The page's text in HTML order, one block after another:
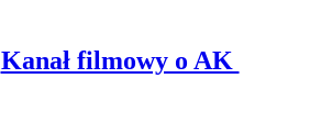
Kanał filmowy o AK